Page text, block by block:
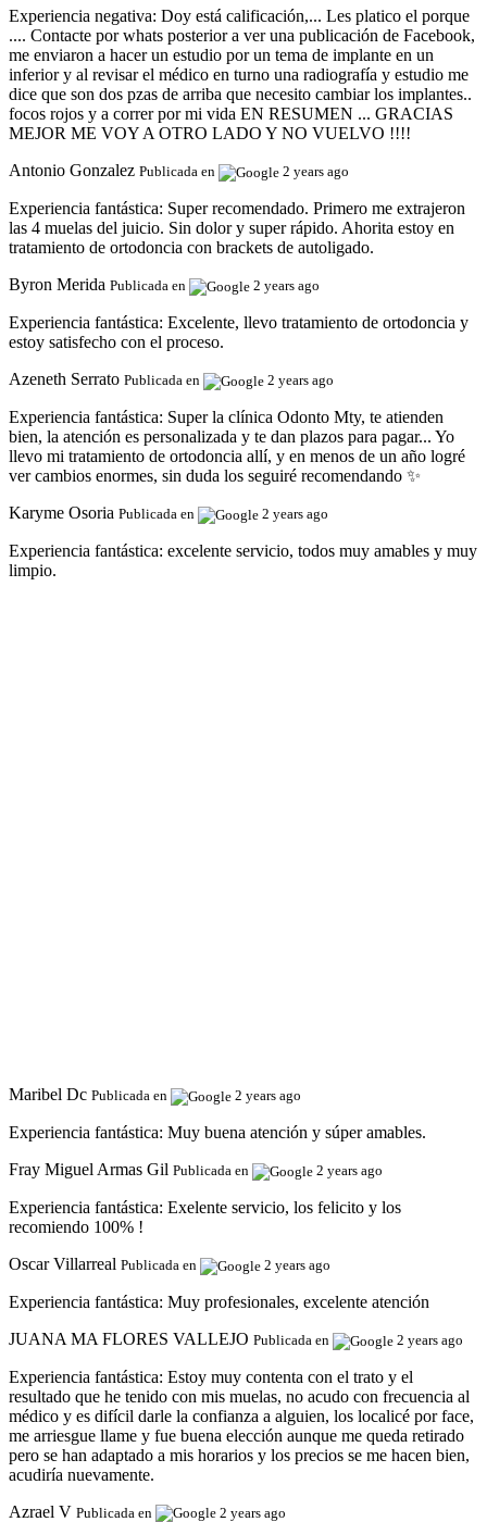
Experiencia negativa: Doy está calificación,... Les platico el porque
.... Contacte por whats posterior a ver una publicación de Facebook,
me enviaron a hacer un estudio por un tema de implante en un
inferior y al revisar el médico en turno una radiografía y estudio me
dice que son dos pzas de arriba que necesito cambiar los implantes..
focos rojos y a correr por mi vida EN RESUMEN ... GRACIAS
MEJOR ME VOY A OTRO LADO Y NO VUELVO !!!!
Antonio Gonzalez Publicada en 2 years ago
Experiencia fantástica: Super recomendado. Primero me extrajeron
las 4 muelas del juicio. Sin dolor y super rápido. Ahorita estoy en
tratamiento de ortodoncia con brackets de autoligado.
Byron Merida Publicada en 2 years ago
Experiencia fantástica: Excelente, llevo tratamiento de ortodoncia y
estoy satisfecho con el proceso.
Azeneth Serrato Publicada en 2 years ago
Experiencia fantástica: Super la clínica Odonto Mty, te atienden
bien, la atención es personalizada y te dan plazos para pagar... Yo
llevo mi tratamiento de ortodoncia allí, y en menos de un año logré
ver cambios enormes, sin duda los seguiré recomendando ✨
Karyme Osoria Publicada en 2 years ago
Experiencia fantástica: excelente servicio, todos muy amables y muy
limpio.
Maribel Dc Publicada en 2 years ago
Experiencia fantástica: Muy buena atención y súper amables.
Fray Miguel Armas Gil Publicada en 2 years ago
Experiencia fantástica: Exelente servicio, los felicito y los
recomiendo 100% !
Oscar Villarreal Publicada en 2 years ago
Experiencia fantástica: Muy profesionales, excelente atención
JUANA MA FLORES VALLEJO Publicada en 2 years ago
Experiencia fantástica: Estoy muy contenta con el trato y el
resultado que he tenido con mis muelas, no acudo con frecuencia al
médico y es difícil darle la confianza a alguien, los localicé por face,
me arriesgue llame y fue buena elección aunque me queda retirado
pero se han adaptado a mis horarios y los precios se me hacen bien,
acudiría nuevamente.
Azrael V Publicada en 2 years ago